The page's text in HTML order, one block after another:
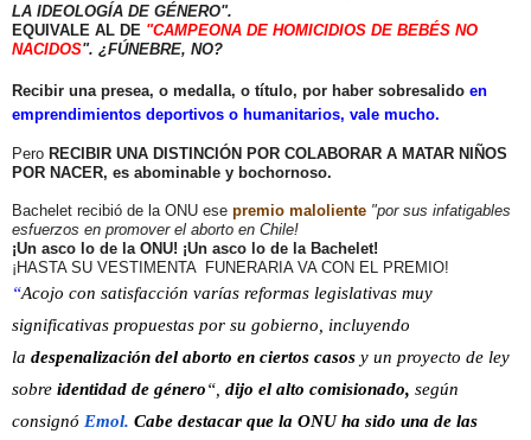
LA IDEOLOGÍA DE GÉNERO".
EQUIVALE AL DE "CAMPEONA DE HOMICIDIOS DE BEBÉS NO
NACIDOS". ¿FÚNEBRE, NO?
Recibir una presea, o medalla, o título, por haber sobresalido en
emprendimientos deportivos o humanitarios, vale mucho.
Pero RECIBIR UNA DISTINCIÓN POR COLABORAR A MATAR NIÑOS
POR NACER, es abominable y bochornoso.
Bachelet recibió de la ONU ese premio maloliente "por sus infatigables
esfuerzos en promover el aborto en Chile!
¡Un asco lo de la ONU! ¡Un asco lo de la Bachelet!
¡HASTA SU VESTIMENTA FUNERARIA VA CON EL PREMIO!
“Acojo con satisfacción varías reformas legislativas muy
significativas propuestas por su gobierno, incluyendo
la despenalización del aborto en ciertos casos y un proyecto de ley
sobre identidad de género“, dijo el alto comisionado, según
consignó Emol. Cabe destacar que la ONU ha sido una de las